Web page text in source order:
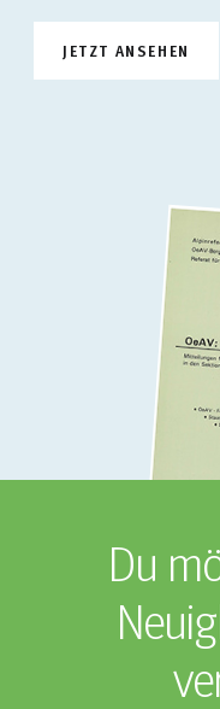
JETZT ANSEHEN
Du